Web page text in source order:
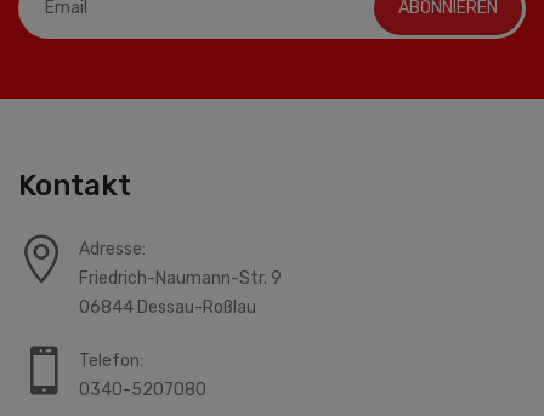
ABONNIEREN
Kontakt
Adresse:
Friedrich-Naumann-Str. 9
06844 Dessau-Roßlau
Telefon:
0340-5207080